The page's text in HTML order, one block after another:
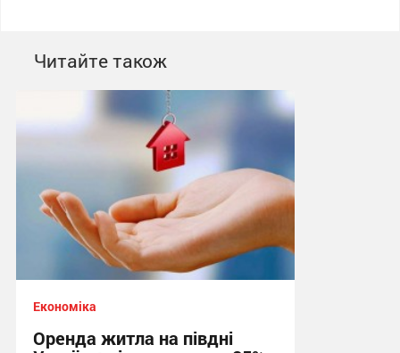
Читайте також
Економіка
Оренда житла на півдні